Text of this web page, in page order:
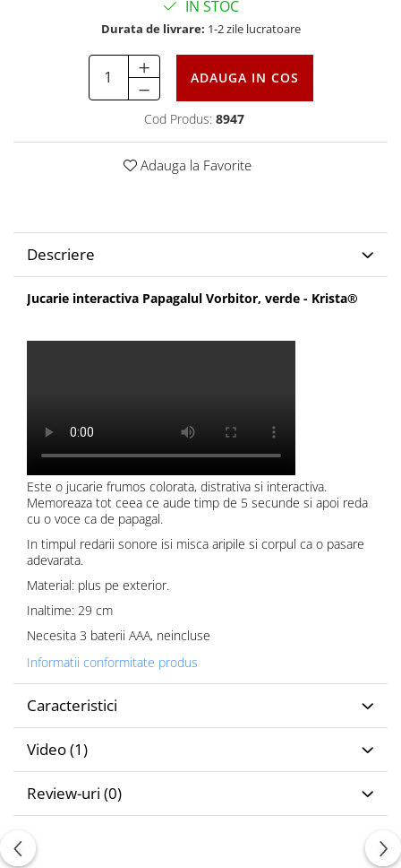
IN STOC
Durata de livrare: 1-2 zile lucratoare
ADAUGA IN COS
Cod Produs: 8947
Adauga la Favorite
Descriere
Jucarie interactiva Papagalul Vorbitor, verde - Krista®
Este o jucarie frumos colorata, distrativa si interactiva.
Memoreaza tot ceea ce aude timp de 5 secunde si apoi reda
cu o voce ca de papagal.
In timpul redarii sonore isi misca aripile si corpul ca o pasare
adevarata.
Material: plus pe exterior.
Inaltime: 29 cm
Necesita 3 baterii AAA, neincluse
Informatii conformitate produs
Caracteristici
Video(1)
Review-uri (0)